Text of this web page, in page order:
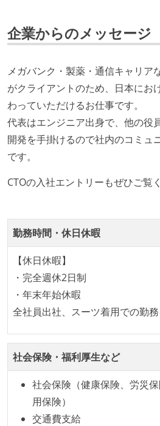
経営トップがエンジニア出身
アである
開発メンバーの裁量
ユーザーのニーズや課題を理
ムのメンバーが、ユーザーイ
る
企画を決定する場に、実装を
参加している
タスクの見積もりは、実装を
ながら、納期または盛り込む
で行う
プロダクトの開発言語やフレ
成技術は、基本的に最新版よ
ていない
している
継続的なデプロイ（デリバリ
ワークフローの整備
企業からのメッセージ
メガバンク・製薬・通信キャリア
がクライアントのため、日本にお
わっていただけるお仕事です。
代表はエンジニア出身で、他の役
開発を手掛けるので社内のコミュ
です。
CTOの入社エントリーもぜひご覧
勤務時間・休日休暇
【休日休暇】
・完全週休2日制
・年末年始休暇
全社員出社、スーツ着用での勤務
社会保険・福利厚生など
社会保険（健康保険、労災
用保険）
交通費支給